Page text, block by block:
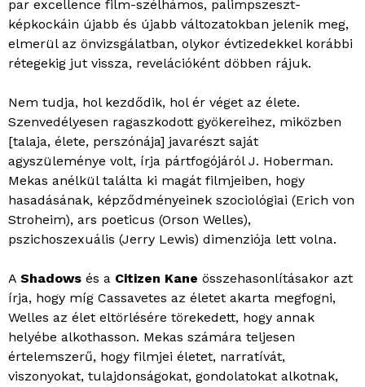
par excellence film-szélhámos, palimpszeszt-
képkockáin újabb és újabb változatokban jelenik meg,
elmerül az önvizsgálatban, olykor évtizedekkel korábbi
rétegekig jut vissza, revelációként döbben rájuk.
Nem tudja, hol kezdődik, hol ér véget az élete.
Szenvedélyesen ragaszkodott gyökereihez, miközben
[talaja, élete, perszónája] javarészt saját
agyszüleménye volt, írja pártfogójáról J. Hoberman.
Mekas anélkül találta ki magát filmjeiben, hogy
hasadásának, képződményeinek szociológiai (Erich von
Stroheim), ars poeticus (Orson Welles),
pszichoszexuális (Jerry Lewis) dimenziója lett volna.
A Shadows és a Citizen Kane összehasonlításakor azt
írja, hogy míg Cassavetes az életet akarta megfogni,
Welles az élet eltörlésére törekedett, hogy annak
helyébe alkothasson. Mekas számára teljesen
értelemszerű, hogy filmjei életet, narratívát,
viszonyokat, tulajdonságokat, gondolatokat alkotnak,